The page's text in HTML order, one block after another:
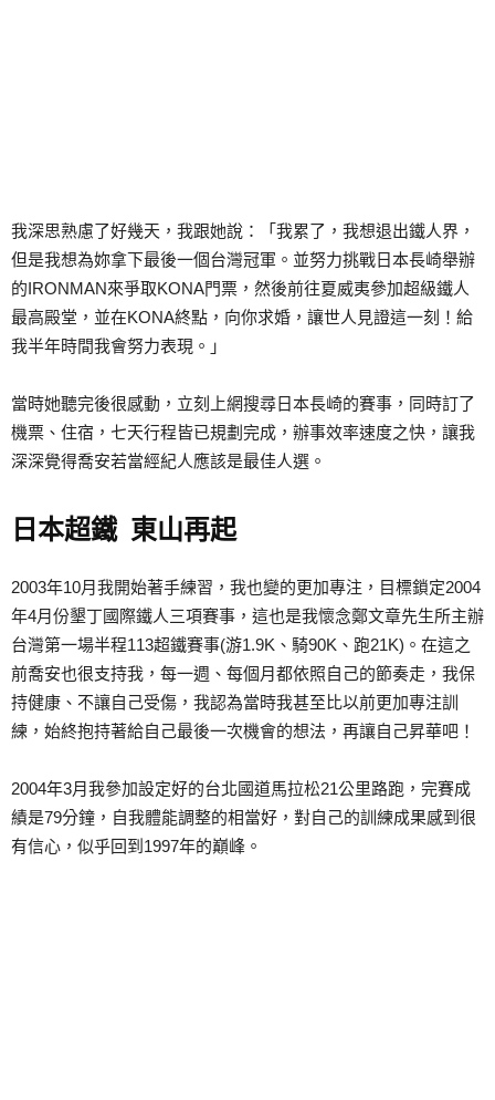
我深思熟慮了好幾天，我跟她說：「我累了，我想退出鐵人界，
但是我想為妳拿下最後一個台灣冠軍。並努力挑戰日本長崎舉辦
的IRONMAN來爭取KONA門票，然後前往夏威夷參加超級鐵人
最高殿堂，並在KONA終點，向你求婚，讓世人見證這一刻！給
我半年時間我會努力表現。」
當時她聽完後很感動，立刻上網搜尋日本長崎的賽事，同時訂了
機票、住宿，七天行程皆已規劃完成，辦事效率速度之快，讓我
深深覺得喬安若當經紀人應該是最佳人選。
日本超鐵 東山再起
2003年10月我開始著手練習，我也變的更加專注，目標鎖定2004
年4月份墾丁國際鐵人三項賽事，這也是我懷念鄭文章先生所主辦
台灣第一場半程113超鐵賽事(游1.9K、騎90K、跑21K)。在這之
前喬安也很支持我，每一週、每個月都依照自己的節奏走，我保
持健康、不讓自己受傷，我認為當時我甚至比以前更加專注訓
練，始終抱持著給自己最後一次機會的想法，再讓自己昇華吧！
2004年3月我參加設定好的台北國道馬拉松21公里路跑，完賽成
績是79分鐘，自我體能調整的相當好，對自己的訓練成果感到很
有信心，似乎回到1997年的巔峰。